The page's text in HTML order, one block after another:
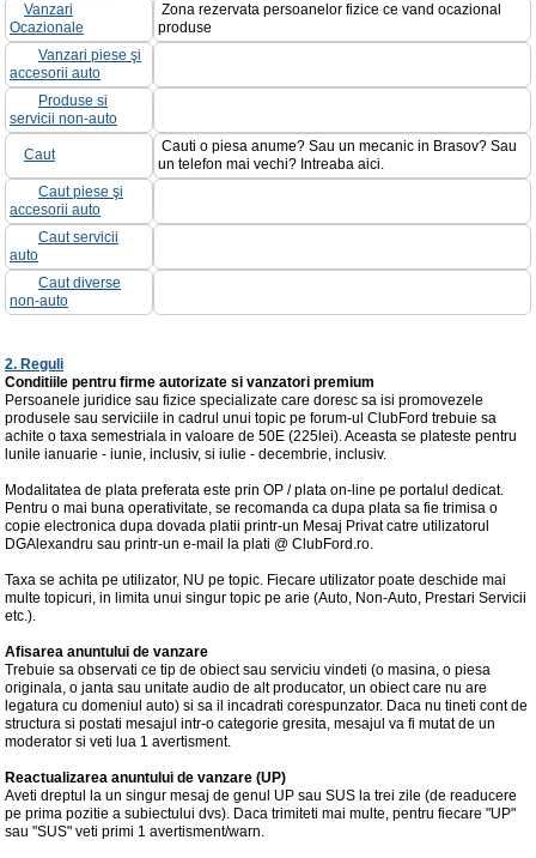
Vanzari
Ocazionale
Zona rezervata persoanelor fizice ce vand ocazional
produse
Vanzari piese şi
accesorii auto
Produse si
servicii non-auto
Caut
Cauti o piesa anume? Sau un mecanic in Brasov? Sau
un telefon mai vechi? Intreaba aici.
Caut piese şi
accesorii auto
Caut servicii
auto
Caut diverse
non-auto
2. Reguli
Conditiile pentru firme autorizate si vanzatori premium
Persoanele juridice sau fizice specializate care doresc sa isi promovezele
produsele sau serviciile in cadrul unui topic pe forum-ul ClubFord trebuie sa
achite o taxa semestriala in valoare de 50E (225lei). Aceasta se plateste pentru
lunile ianuarie - iunie, inclusiv, si iulie - decembrie, inclusiv.
Modalitatea de plata preferata este prin OP / plata on-line pe portalul dedicat.
Pentru o mai buna operativitate, se recomanda ca dupa plata sa fie trimisa o
copie electronica dupa dovada platii printr-un Mesaj Privat catre utilizatorul
DGAlexandru sau printr-un e-mail la plati @ ClubFord.ro.
Taxa se achita pe utilizator, NU pe topic. Fiecare utilizator poate deschide mai
multe topicuri, in limita unui singur topic pe arie (Auto, Non-Auto, Prestari Servicii
etc.).
Afisarea anuntului de vanzare
Trebuie sa observati ce tip de obiect sau serviciu vindeti (o masina, o piesa
originala, o janta sau unitate audio de alt producator, un obiect care nu are
legatura cu domeniul auto) si sa il incadrati corespunzator. Daca nu tineti cont de
structura si postati mesajul intr-o categorie gresita, mesajul va fi mutat de un
moderator si veti lua 1 avertisment.
Reactualizarea anuntului de vanzare (UP)
Aveti dreptul la un singur mesaj de genul UP sau SUS la trei zile (de readucere
pe prima pozitie a subiectului dvs). Daca trimiteti mai multe, pentru fiecare "UP"
sau "SUS" veti primi 1 avertisment/warn.